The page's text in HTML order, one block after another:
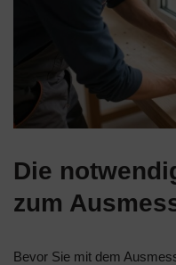
Die
zum
Bevor Sie mit dem